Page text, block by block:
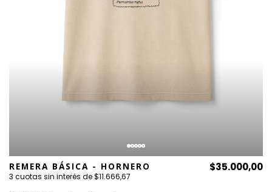
REMERA BÁSICA - HORNERO
3 cuotas sin interés de $11.666,67
$35.000,00